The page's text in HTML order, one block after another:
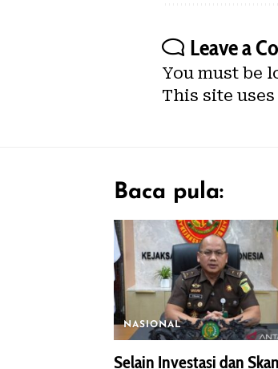
Leave a
You must be
This site
Baca pula:
NASIONAL
Selain Investasi dan